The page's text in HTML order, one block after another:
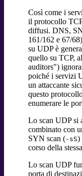
Così come i
il protocollo
diffusi. DNS,
161/162 e 67/
su UDP è
quello su TCP,
auditors")
poiché i servizi
un attaccante
questo
enumerare le
Lo scan UDP si
combinato con
SYN scan (-sS)
corso della
Lo scan UDP
porta di